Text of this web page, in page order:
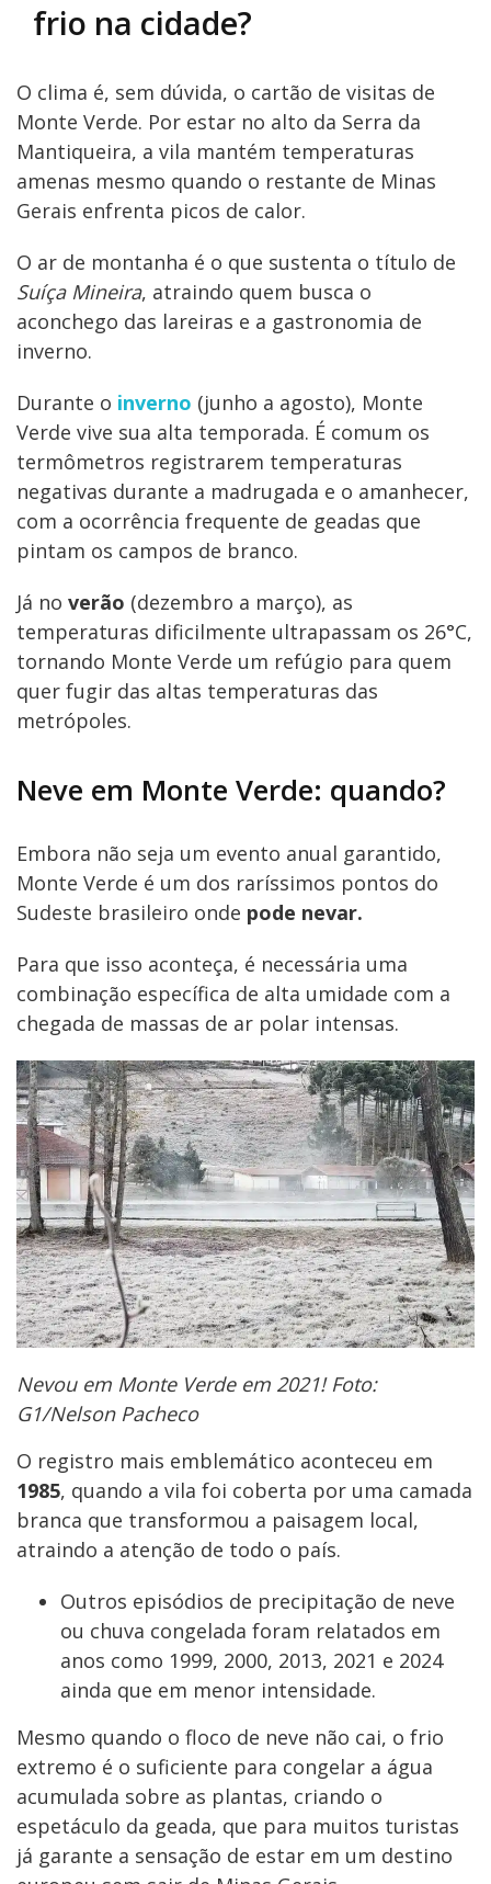
frio na cidade?
O clima é, sem dúvida, o cartão de visitas de
Monte Verde. Por estar no alto da Serra da
Mantiqueira, a vila mantém temperaturas
amenas mesmo quando o restante de Minas
Gerais enfrenta picos de calor.
O ar de montanha é o que sustenta o título de
Suíça Mineira, atraindo quem busca o
aconchego das lareiras e a gastronomia de
inverno.
Durante o inverno (junho a agosto), Monte
Verde vive sua alta temporada. É comum os
termômetros registrarem temperaturas
negativas durante a madrugada e o amanhecer,
com a ocorrência frequente de geadas que
pintam os campos de branco.
Já no verão (dezembro a março), as
temperaturas dificilmente ultrapassam os 26°C,
tornando Monte Verde um refúgio para quem
quer fugir das altas temperaturas das
metrópoles.
Neve em Monte Verde: quando?
Embora não seja um evento anual garantido,
Monte Verde é um dos raríssimos pontos do
Sudeste brasileiro onde pode nevar.
Para que isso aconteça, é necessária uma
combinação específica de alta umidade com a
chegada de massas de ar polar intensas.
Nevou em Monte Verde em 2021! Foto:
G1/Nelson Pacheco
O registro mais emblemático aconteceu em
1985, quando a vila foi coberta por uma camada
branca que transformou a paisagem local,
atraindo a atenção de todo o país.
Outros episódios de precipitação de neve
ou chuva congelada foram relatados em
anos como 1999, 2000, 2013, 2021 e 2024
ainda que em menor intensidade.
Mesmo quando o floco de neve não cai, o frio
extremo é o suficiente para congelar a água
acumulada sobre as plantas, criando o
espetáculo da geada, que para muitos turistas
já garante a sensação de estar em um destino